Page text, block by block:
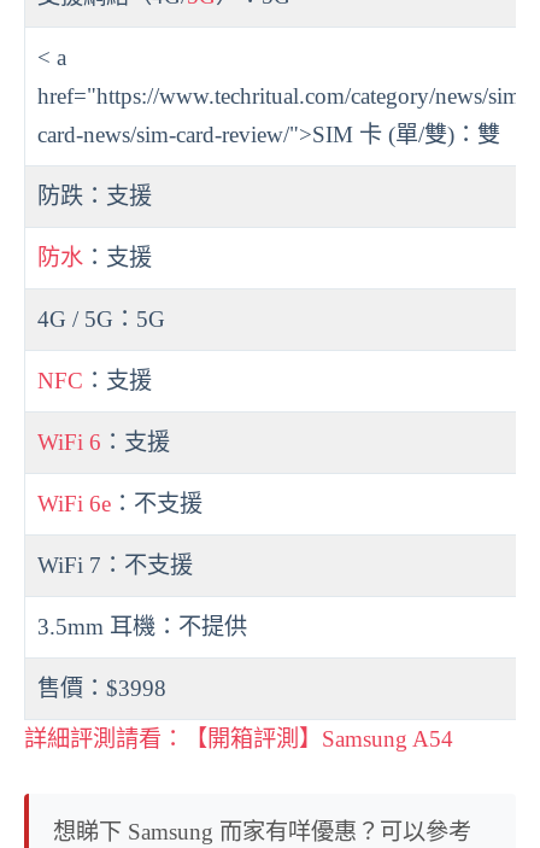
< a
href="https://www.techritual.com/category/news/sim-
card-news/sim-card-review/">SIM 卡 (單/雙)：雙
防跌：支援
防水：支援
4G / 5G：5G
NFC ：支援
WiFi 6 ：支援
WiFi 6e：不支援
WiFi 7：不支援
3.5mm 耳機：不提供
售價：$3998
詳細評測請看：【開箱評測】Samsung A54
想睇下 Samsung 而家有咩優惠？可以參考